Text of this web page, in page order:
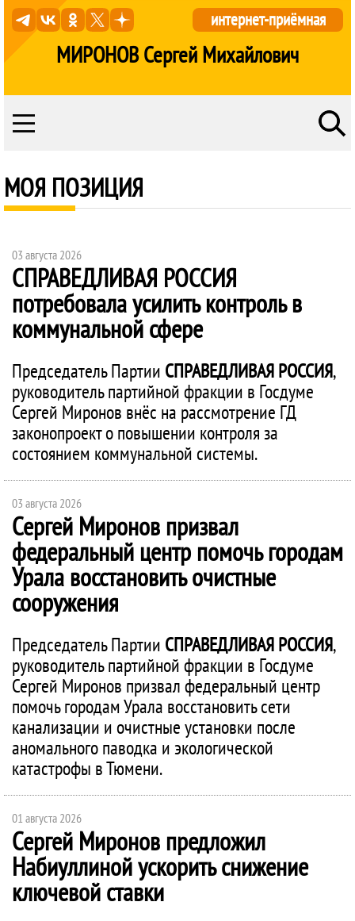
МИРОНОВ Сергей Михайлович
интернет-приёмная
МОЯ ПОЗИЦИЯ
03 августа 2026
СПРАВЕДЛИВАЯ РОССИЯ
потребовала усилить контроль в
коммунальной сфере
Председатель Партии СПРАВЕДЛИВАЯ РОССИЯ,
руководитель партийной фракции в Госдуме
Сергей Миронов внёс на рассмотрение ГД
законопроект о повышении контроля за
состоянием коммунальной системы.
03 августа 2026
Сергей Миронов призвал
федеральный центр помочь городам
Урала восстановить очистные
сооружения
Председатель Партии СПРАВЕДЛИВАЯ РОССИЯ,
руководитель партийной фракции в Госдуме
Сергей Миронов призвал федеральный центр
помочь городам Урала восстановить сети
канализации и очистные установки после
аномального паводка и экологической
катастрофы в Тюмени.
01 августа 2026
Сергей Миронов предложил
Набиуллиной ускорить снижение
ключевой ставки